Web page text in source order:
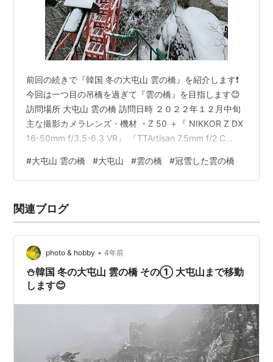
前回の続きで『韓国 冬の大屯山 雲の橋』を紹介します❗
今回は一つ目の吊橋を過ぎて『雲の橋』を目指します😊
訪問場所 大屯山 雲の橋 訪問日時 ２０２２年１２月中旬
主な撮影カメラレンズ・機材 ・Z 50 ＋『 NIKKOR Z DX
16-50mm f/3.5-6.3 VR』 『TTArtisan 7.5mm f/2 C
ジ） ・Galaxy S21 Ultra 5G SC-52B ・RICOH THETA
SC（３６０°カメラ） 備考 極寒でそれなりに雪が降る中
ン』『ス…
#大屯山 雲の橋 #大屯山 #雲の橋 #冠雪した雲の橋
関連ブログ
photo & hobby • 4年前
⛄韓国 冬の大屯山 雲の橋 その① 大屯山まで移動
します😊